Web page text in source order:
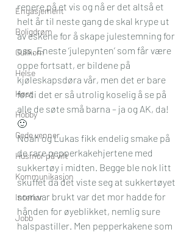
Engasjement
Boligdrøm
Gullkorn
Helse
Høst
Hobby
Gode venner
Husmor på vift
Kommunikasjon
Interiør
Jobb
renere på et vis og nå er det altså et
helt år til neste gang de skal krype ut
av eskene for å skape julestemning for
oss. Eneste ‘julepynten’ som får være
oppe fortsatt, er bildene på
kjøleskapsdøra vår, men det er bare
fordi det er så utrolig koselig å se på
alle de søte små barna – ja og AK, da!
🙂
Noah og Lukas fikk endelig smake på
de rare pepperkakehjertene med
sukkertøy i midten. Begge ble nok litt
skuffet da det viste seg at sukkertøyet
som var brukt var det mor hadde for
hånden for øyeblikket, nemlig sure
halspastiller. Men pepperkakene som